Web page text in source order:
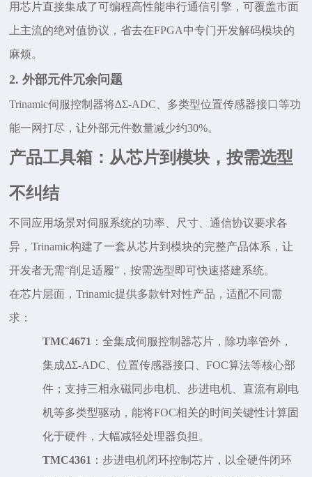
用芯片直接集成了可编程高性能串行通信引擎，可覆盖市面
上主流的绝对值协议，省去在FPGA中专门开发解码模块的
麻烦。
2. 外部元件冗余问题
Trinamic伺服控制器将∆Σ-ADC、多类型位置传感器接口等功
能一网打尽，让外部元件数量减少约30%。
产品工具箱：从芯片到模块，按需选型
不纠结
不同应用场景对伺服系统的功率、尺寸、通信协议要求各
异，Trinamic构建了一套从芯片到模块的完整产品体系，让
开发者无需“削足适履”，按需选型即可快速搭建系统。
在芯片层面，Trinamic提供多款针对性产品，适配不同需
求：
TMC4671 ：全集成伺服控制器芯片，除功率管外，
集成ΔΣ-ADC、位置传感器接口、FOC算法等核心部
件；支持三相永磁同步电机、步进电机、直流有刷电
机等多类型驱动，能将FOC相关的时间关键性计算固
化于硬件，大幅减轻处理器负担。
TMC4361 ：步进电机闭环控制芯片，以全硬件闭环